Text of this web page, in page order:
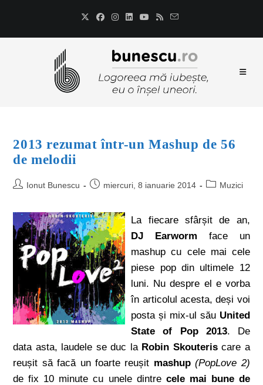
2013 rezumat într-un Mashup de 56
de melodii
Ionut Bunescu miercuri, 8 ianuarie 2014 Muzici
La fiecare sfârșit de an,
DJ Earworm face un
mashup cu cele mai cele
piese pop din ultimele 12
luni. Nu despre el e vorba
în articolul acesta, deși voi
posta și mix-ul său United
State of Pop 2013. De
data asta, laudele se duc la Robin Skouteriscare a
reușit să facă un foarte reușit mashup (PopLove 2)
de fix 10 minute cu unele dintre cele mai bune de